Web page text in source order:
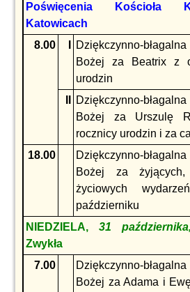
Poświęcenia Kościoła
Katowicach
8.00
Dziękczynno-
Bożej za Beatrix z
urodzin
Dziękczynno-
Bożej za Urszulę
rocznicy urodzin i za
18.00
Dziękczynno-
Bożej za
życiowych
październiku
NIEDZIELA,31 października,
Zwykła
7.00
Dziękczynno-
Bożej za Adama i